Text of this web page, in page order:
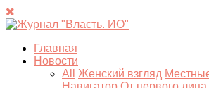
Главная
Новости
All
Женский взгляд